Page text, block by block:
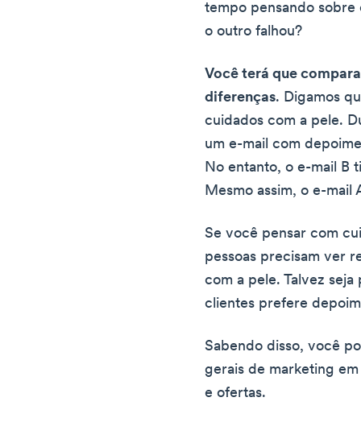
tempo pensando sobre
o outro falhou?
Você terá que
diferenças. Digamos
cuidados com a pele.
um e-mail com
No entanto, o e-mail B
Mesmo assim, o e-mail
Se você pensar com
pessoas precisam ver
com a pele. Talvez
clientes prefere
Sabendo disso, você
gerais de marketing
e ofertas.